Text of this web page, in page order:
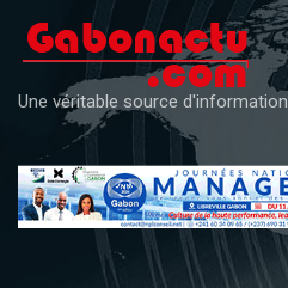
content
Une véritable source d'information